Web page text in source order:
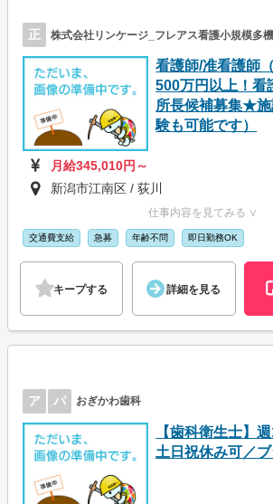
正 株式会社リンケージ_フレアス看護小規模多
看護師/准看護師
500万円以上！看
所長候補募集★
験も可能です）
月給345,010円～
新潟市江南区 / 荻川
仕事内容を見てみる ∨
交通費支給 急募 年齢不問 即日勤務OK
キープする 詳細を見る
ア パ おぎかわ歯科
【歯科衛生士】
土日祝休み可／